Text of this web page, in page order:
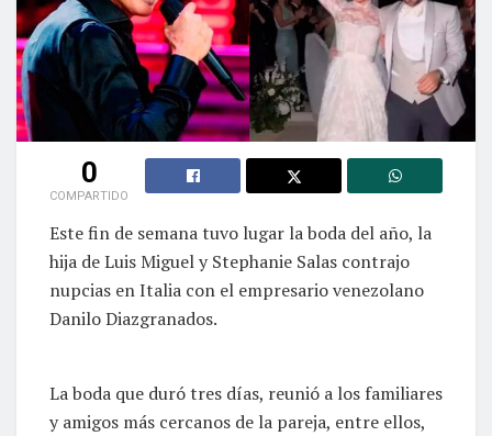
0
COMPARTIDO
Este fin de semana tuvo lugar la boda del año, la
hija de Luis Miguel y Stephanie Salas contrajo
nupcias en Italia con el empresario venezolano
Danilo Diazgranados.
La boda que duró tres días, reunió a los familiares
y amigos más cercanos de la pareja, entre ellos,